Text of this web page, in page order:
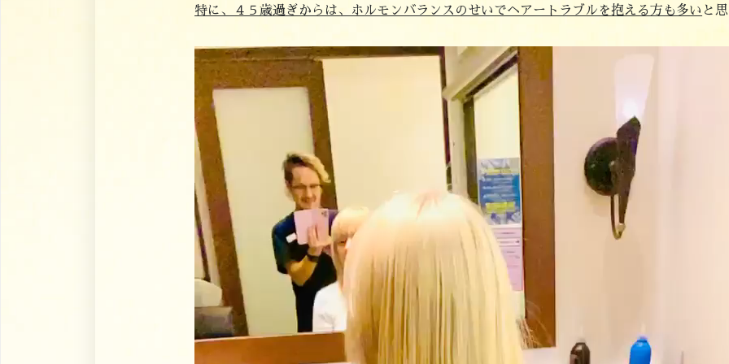
特に、４５歳過ぎからは、ホルモンバランスのせいでヘアートラブルを抱える方も多い と
動
プ
レ
ー
ヤ
ー